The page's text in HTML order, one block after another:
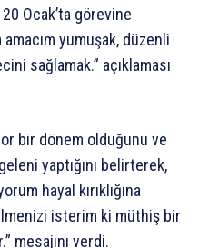
Ocak’ta görevine
yumuşak, düzenli
sağlamak.” açıklaması
bir dönem olduğunu ve
yaptığını belirterek,
hayal kırıklığına
isterim ki müthiş bir
mesajını verdi.